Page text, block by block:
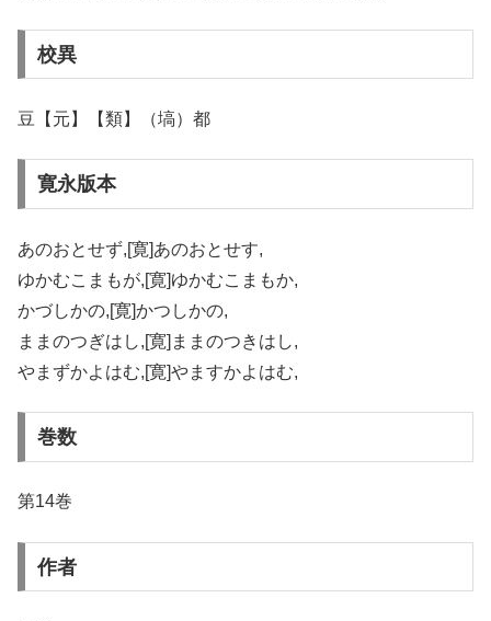
校異
豆【元】【類】（塙）都
寛永版本
あのおとせず,[寛]あのおとせす,
ゆかむこまもが,[寛]ゆかむこまもか,
かづしかの,[寛]かつしかの,
ままのつぎはし,[寛]ままのつきはし,
やまずかよはむ,[寛]やますかよはむ,
巻数
第14巻
作者